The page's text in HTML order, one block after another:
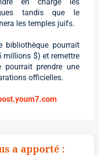
en charge les
tandis que le
les temples juifs.
bibliothèque pourrait
millions $) et remettre
prendre une
officielles.
a apporté :